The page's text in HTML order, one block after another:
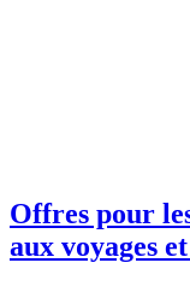
Offres pour
aux voyages